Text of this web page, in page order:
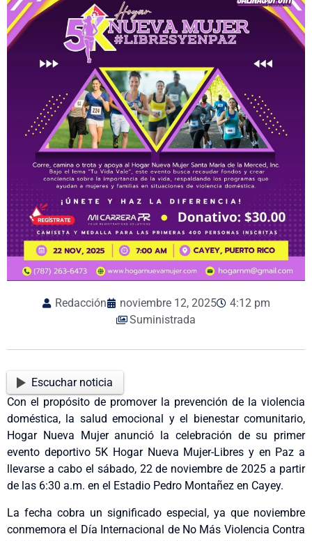
Redacción noviembre 12, 2025
4:12 pm
Suministrada
Escuchar noticia
Con el propósito de promover la prevención de la violencia
doméstica, la salud emocional y el bienestar comunitario,
Hogar Nueva Mujer anunció la celebración de su primer
evento deportivo 5K Hogar Nueva Mujer-Libres y en Paz a
llevarse a cabo el sábado, 22 de noviembre de 2025 a partir
de las 6:30 a.m. en el Estadio Pedro Montañez en Cayey.
La fecha cobra un significado especial, ya que noviembre
conmemora el Día Internacional de No Más Violencia Contra